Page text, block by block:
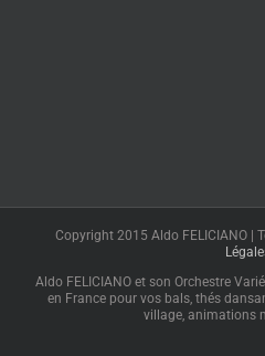
Copyright 2015 Aldo FELICIANO |
Aldo FELICIANO et son Orchestre
en France pour vos bals, thés
village, animations